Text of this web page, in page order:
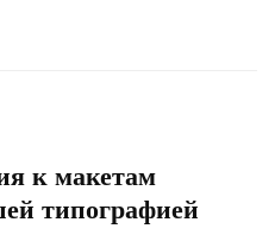
к макетам
типографией